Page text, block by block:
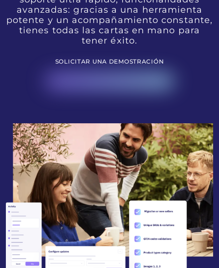
avanzadas: gracias a una herramienta
potente y un acompañamiento constante,
tienes todas las cartas en mano para
tener éxito.
SOLICITAR UNA DEMOSTRACIÓN